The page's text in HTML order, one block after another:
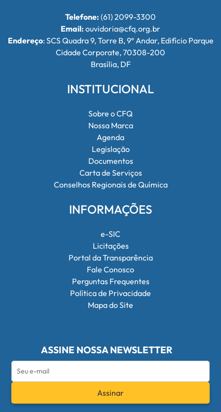
Telefone: (61) 2099-3300
Email: ouvidoria@cfq.org.br
Endereço: SCS Quadra 9, Torre B, 9º Andar, Edifício Parque
Cidade Corporate, 70308-200
Brasília, DF
INSTITUCIONAL
Sobre o CFQ
Nossa Marca
Agenda
Legislação
Documentos
Carta de Serviços
Conselhos Regionais de Química
INFORMAÇÕES
e-SIC
Licitações
Portal da Transparência
Fale Conosco
Perguntas Frequentes
Política de Privacidade
Mapa do Site
ASSINE NOSSA NEWSLETTER
Assinar